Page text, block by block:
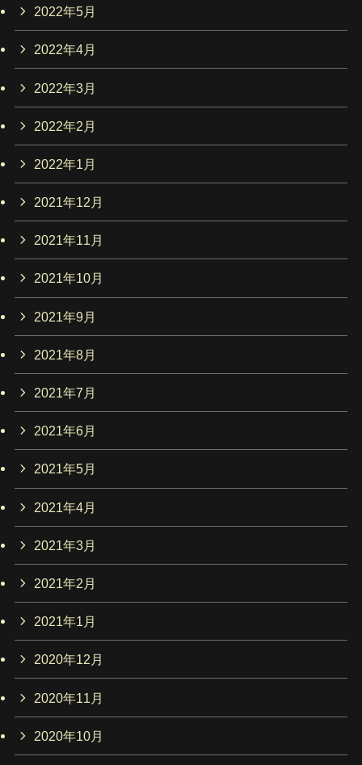
2022年5月
2022年4月
2022年3月
2022年2月
2022年1月
2021年12月
2021年11月
2021年10月
2021年9月
2021年8月
2021年7月
2021年6月
2021年5月
2021年4月
2021年3月
2021年2月
2021年1月
2020年12月
2020年11月
2020年10月